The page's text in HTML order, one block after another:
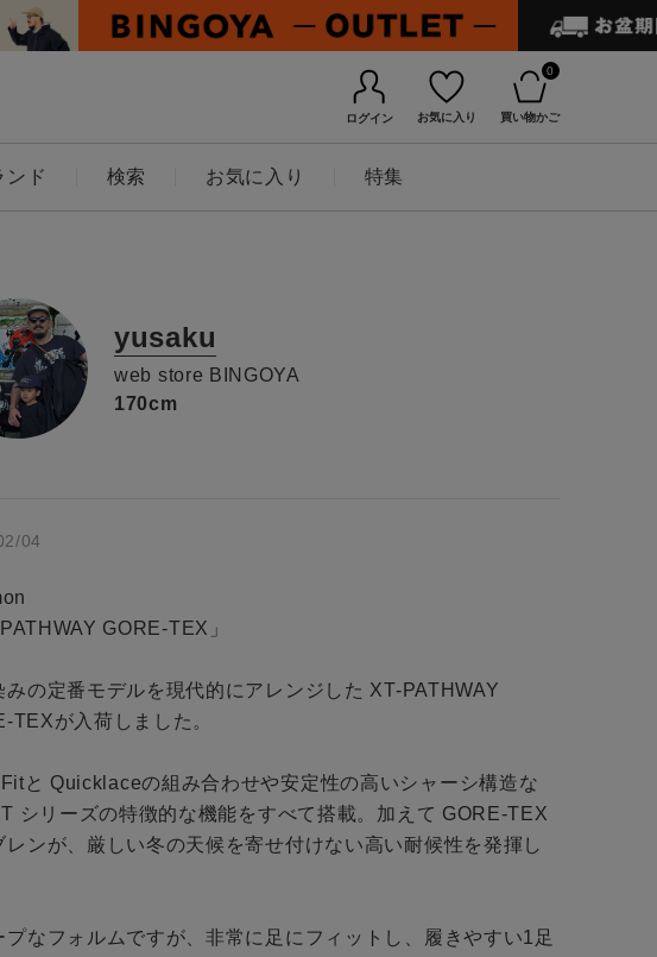
ログイン お気に入り
0
買い物かご
ンド 検索 お気に入り 特集
店舗一覧
ド
品 予約商品
格 WEB限定
り 在庫なし含む
yusaku
web store BINGOYA
170cm
04
PATHWAY GORE-TEX」
みの定番モデルを現代的にアレンジした XT-PATHWAY
TEXが入荷しました。
と Quicklaceの組み合わせや安定性の高いシャーシ構造な
シリーズの特徴的な機能をすべて搭載。加えて GORE-TEX
レンが、厳しい冬の天候を寄せ付けない高い耐候性を発揮し
プなフォルムですが、非常に足にフィットし、履きやすい1足